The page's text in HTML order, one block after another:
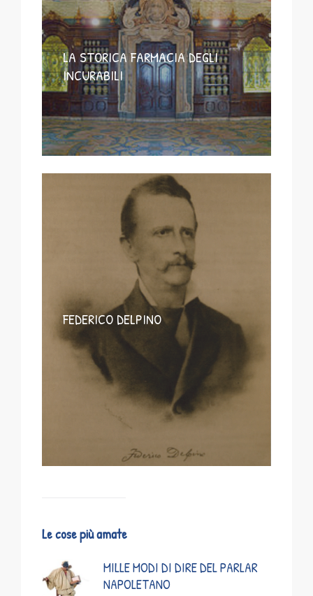
LA STORICA FARMACIA DEGLI
INCURABILI
FEDERICO DELPINO
Le cose più amate
MILLE MODI DI DIRE DEL PARLAR
NAPOLETANO